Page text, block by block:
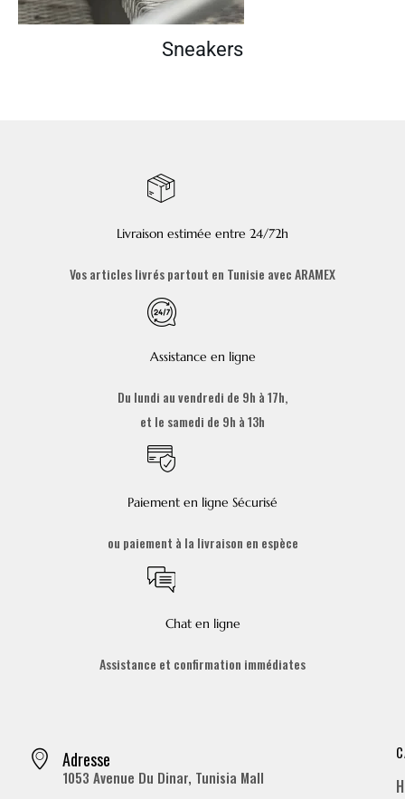
Sneakers
Livraison estimée entre 24/72h
Vos articles livrés partout en Tunisie avec ARAMEX
Assistance en ligne
Du lundi au vendredi de 9h à 17h,
et le samedi de 9h à 13h
Paiement en ligne Sécurisé
ou paiement à la livraison en espèce
Chat en ligne
Assistance et confirmation immédiates
Adresse
1053 Avenue Du Dinar, Tunisia Mall